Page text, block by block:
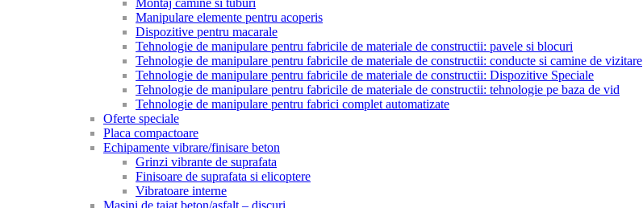
Montaj camine si tuburi
Manipulare elemente pentru acoperis
Dispozitive pentru macarale
Tehnologie de manipulare pentru fabricile de materiale de constructii: pavele si blocuri
Tehnologie de manipulare pentru fabricile de materiale de constructii: conducte si camine de vizitare
Tehnologie de manipulare pentru fabricile de materiale de constructii: Dispozitive Speciale
Tehnologie de manipulare pentru fabricile de materiale de constructii: tehnologie pe baza de vid
Tehnologie de manipulare pentru fabrici complet automatizate
Oferte speciale
Placa compactoare
Echipamente vibrare/finisare beton
Grinzi vibrante de suprafata
Finisoare de suprafata si elicoptere
Vibratoare interne